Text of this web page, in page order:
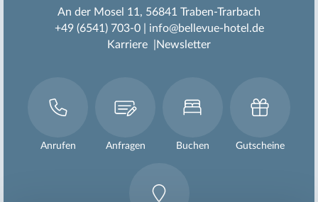
An der Mosel 11
56841 Traben-Trarbach
+49 (6541) 703-0
info@bellevue-hotel.de
Karriere
Newsletter
Anrufen Anfragen Buchen Gutscheine